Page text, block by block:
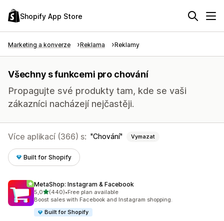
Shopify App Store
Marketing a konverze Reklama Reklamy
Všechny s funkcemi pro chování
Propagujte své produkty tam, kde se vaši
zákazníci nacházejí nejčastěji.
Více aplikací (366) s: Chování Vymazat
Built for Shopify
MetaShop: Instagram & Facebook
5,0z 5 hvězd
(440)
Celkový počet recenzí: 440
•Free plan available
Boost sales with Facebook and Instagram shopping.
Built for Shopify